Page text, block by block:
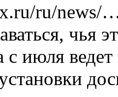
ru/news/
чья
с июля